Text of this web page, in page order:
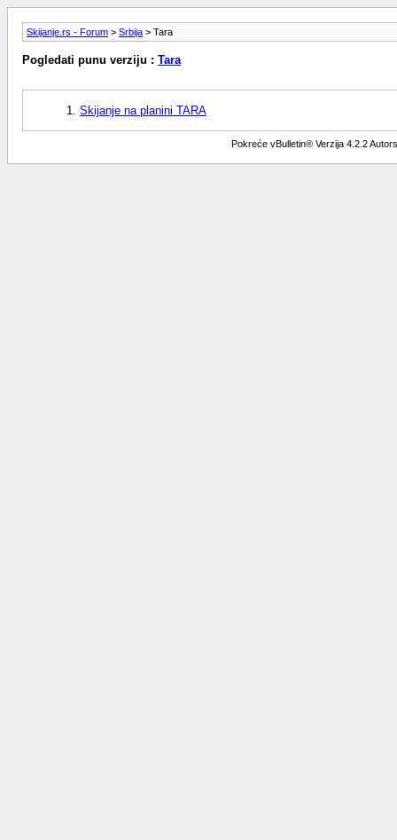
Skijanje.rs - Forum > Srbija > Tara
Pogledati punu verziju : Tara
Skijanje na planini TARA
Pokreće vBulletin® Verzija 4.2.2